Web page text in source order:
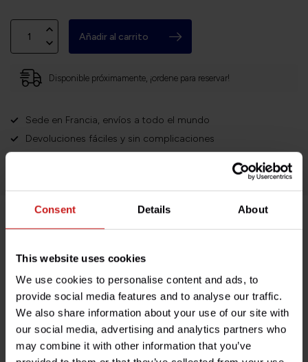
Consent Details About
This website uses cookies
We use cookies to personalise content and ads, to
provide social media features and to analyse our traffic.
We also share information about your use of our site with
our social media, advertising and analytics partners who
may combine it with other information that you’ve
Añadir al carrito
Disponible próximamente, ¡ordene para reservar!
Sede en Francia, envíos a todo el mundo
Devoluciones fáciles y sin complicaciones
Especificaciones
¿Tienes alguna pregunta sobre este producto?
¿Necesita ayuda con su pedido? No dude en contactar